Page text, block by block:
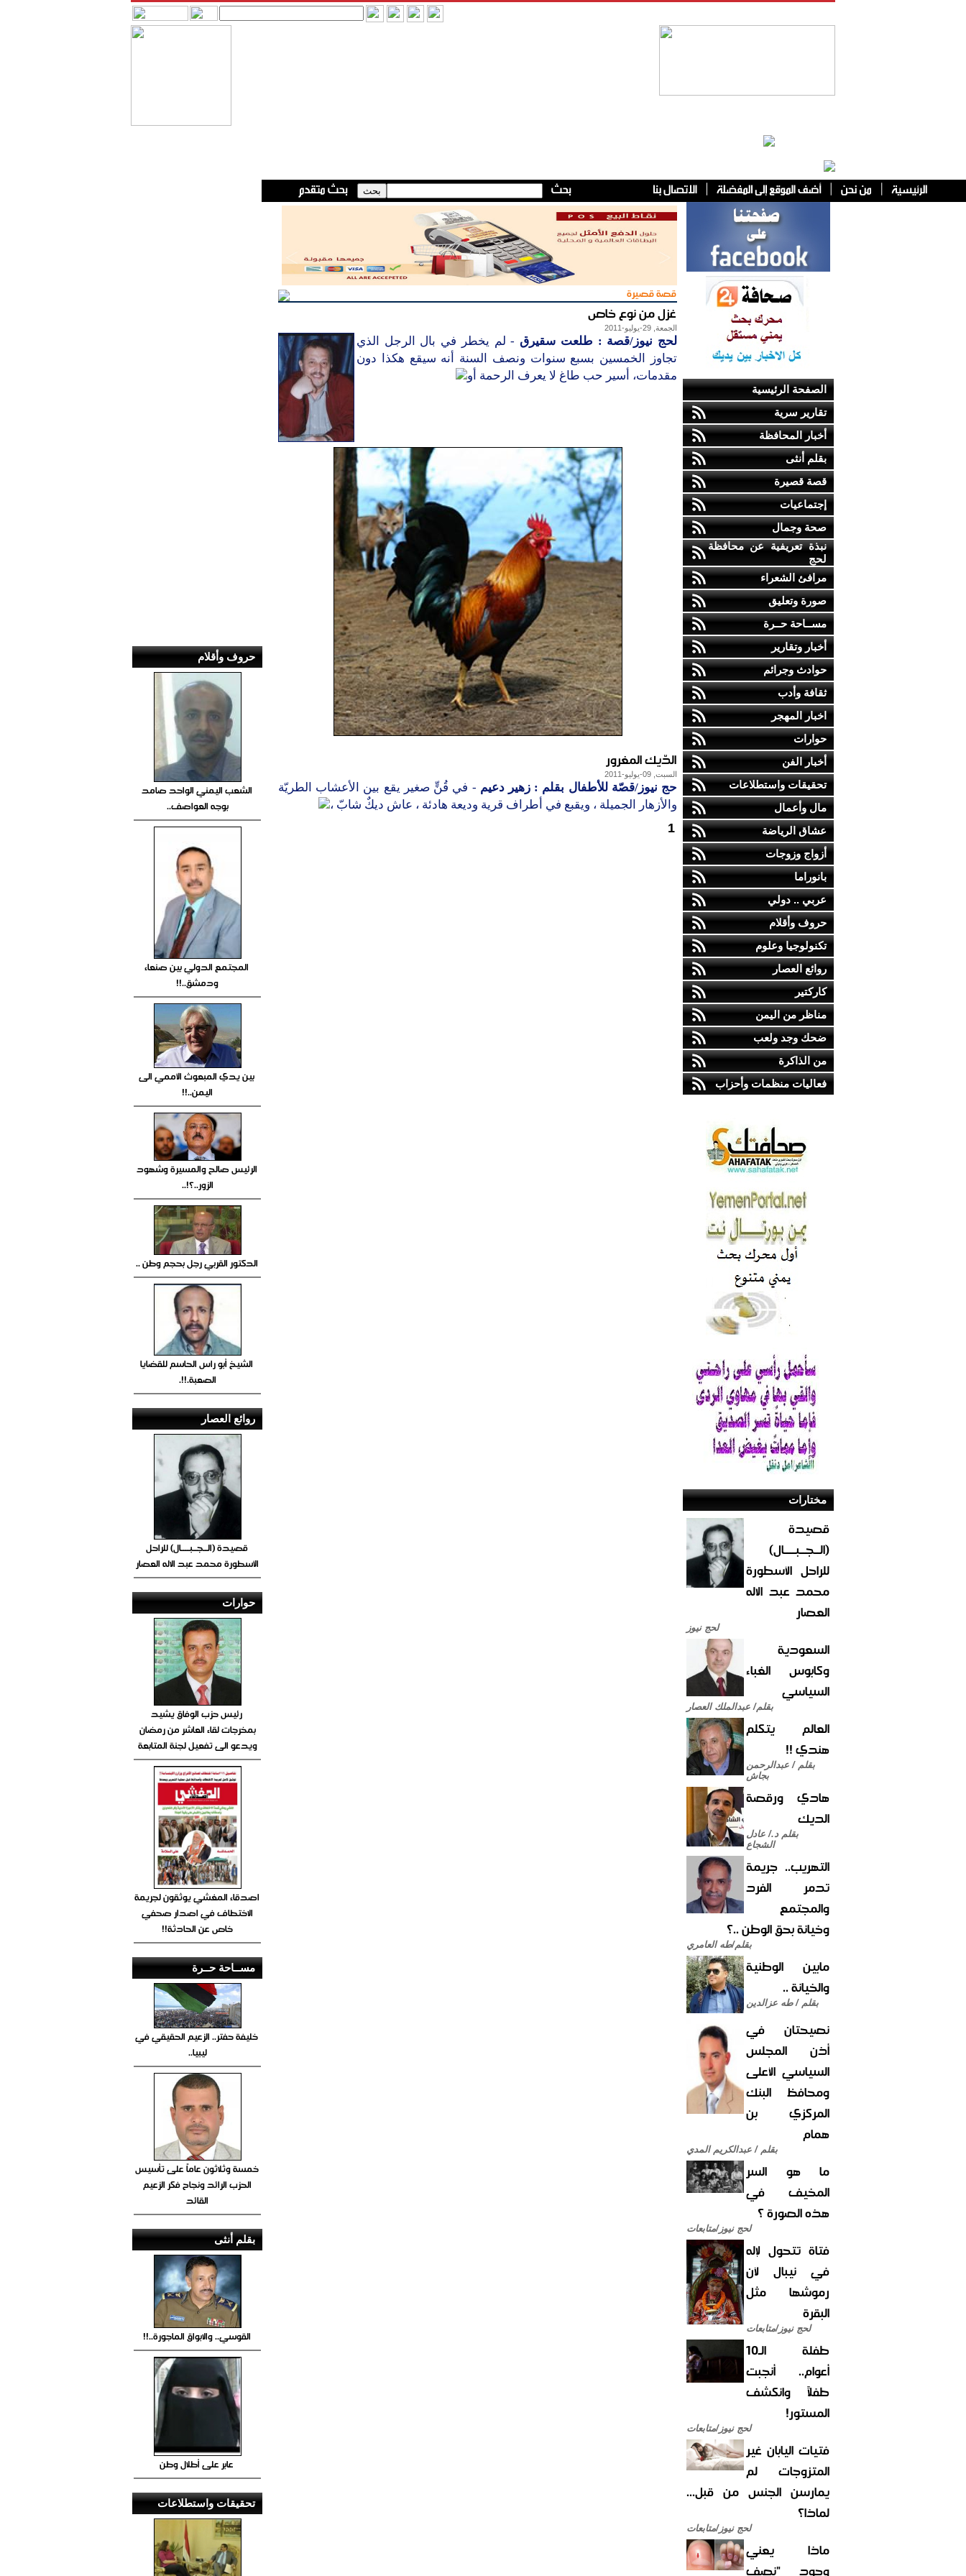
الصفحة الرئيسية
تقارير سرية
أخبار المحافظة
بقلم أنثى
قصة قصيرة
إجتماعيات
صحة وجمال
نبذة تعريفية عن محافظة
لحج
مرافئ الشعراء
صورة وتعليق
مســاحة حــرة
أخبار وتقارير
حوادث وجرائم
ثقافة وأدب
اخبار المهجر
حوارات
أخبار الفن
تحقيقات واستطلاعات
مال وأعمال
عشاق الرياضة
أزواج وزوجات
بانوراما
عربي .. دولي
حروف وأقلام
تكنولوجيا وعلوم
روائع العصار
كاركتير
مناظر من اليمن
ضحك وجد ولعب
من الذاكرة
فعاليات منظمات وأحزاب
مختارات
قصيدة
(الــجــبــــال)
للراحل الأسطورة
محمد عبد الاله
العصار
لحج نيوز
السعودية
وكابوس الغباء
السياسي
بقلم/ عبدالملك العصار
العالم يتكلم
هندي !!
بقلم / عبدالرحمن
بجاش
هادي ورقصة
الديك
بقلم د./ عادل
الشجاع
التهريب.. جريمة
تدمر الفرد
والمجتمع
وخيانة بحق الوطن ..؟
بقلم/طه العامري
مابين الوطنية
والخيانة ..
بقلم / طه عزالدين
نصيحتان في
أذن المجلس
السياسي الأعلى
ومحافظ البنك
المركزي بن
همام
بقلم / عبدالكريم المدي
ما هو السر
المخيف في
هذه الصورة ؟
لحج نيوز/متابعات
فتاة تتحول لإله
في نيبال لأن
رموشها مثل
البقرة
لحج نيوز/متابعات
طفلة الـ10
أعوام.. أنجبت
طفلاً وانكشف
المستور!
لحج نيوز/متابعات
فتيات اليابان غير
المتزوجات لم
يمارسن الجنس من قبل...
لماذا؟
لحج نيوز/متابعات
ماذا يعني
وجود "نصف
قصة قصيرة
غزل من نوع خاص
الجمعة, 29-يوليو-2011
لحج نيوز/قصة : طلعت سقيرق - لم يخطر في بال الرجل الذي
تجاوز الخمسين بسبع سنوات ونصف السنة أنه سيقع هكذا دون
مقدمات، أسير حب طاغ لا يعرف الرحمة أو
الدّيك المغرور
السبت, 09-يوليو-2011
حج نيوز/قصّة للأطفال بقلم : زهير دعيم - في قُنٍّ صغير يقع بين الأعشاب الطريّة
والأزهار الجميلة ، ويقبع في أطراف قرية وديعة هادئة ، عاش ديكٌ شابّ ،
1
حروف وأقلام
الشعب اليمني الواحد صامد
بوجه العواصف..
المجتمع الدولي بين صنعاء
ودمشق..!!
بين يدي المبعوث الأممي الى
اليمن..!!
الرئيس صالح والمسيرة وشهود
الزور..؟!..
الدكتور القربي رجل بحجم وطن ..
الشيخ أبو راس الحاسم للقضايا
الصعبة.!!.
روائع العصار
قصيدة (الــجــبــــال) للراحل
الأسطورة محمد عبد الاله العصار
حوارات
رئيس حزب الوفاق يشيد
بمخرجات لقاء العاشر من رمضان
ويدعو الى تفعيل لجنة المتابعة
اصدقاء المغشي يوثقون لجريمة
الاختطاف في اصدار صحفي
خاص عن الحادثة!!
مســاحة حــرة
خليفة حفتر.. الزعيم الحقيقي في
ليبيا..
خمسة وثلاثون عاماً على تأسيس
الحزب الرائد ونجاح فكر الزعيم
القائد
بقلم أنثى
القوسي.. والابواق الماجورة..!!
عابر على أطلال وطن
تحقيقات واستطلاعات